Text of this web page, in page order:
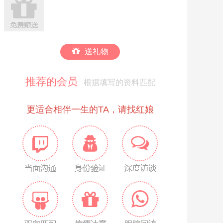
送礼物
推荐的会员 根据填写的资料匹配
更适合相伴一生的TA，请找红娘